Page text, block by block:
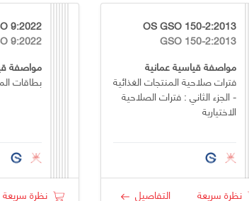
OS GSO 150-2:2013
GSO 150-2:2013
مواصفة قياسية عمانية
فترات صلاحية المنتجات الغذائية
- الجزء الثاني : فترات الصلاحية
الاختيارية
نظرة سريعة التفاصيل
9:2022
9:2022
مواصفة
بطاقات
نظرة سريعة